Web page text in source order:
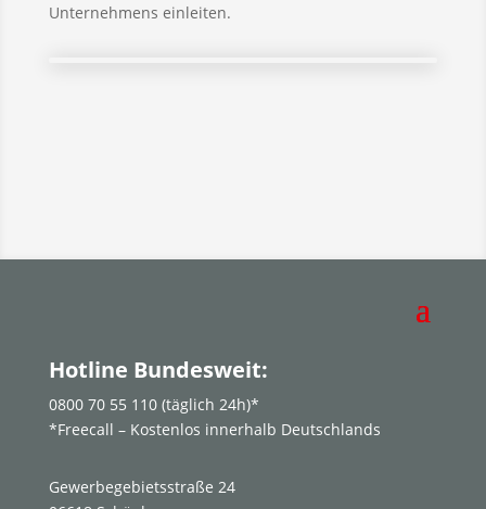
Unternehmens einleiten.
Hotline Bundesweit:
0800 70 55 110 (täglich 24h)*
*Freecall – Kostenlos innerhalb Deutschlands
Gewerbegebietsstraße 24